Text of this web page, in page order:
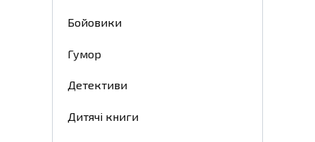
Бойовики
Гумор
Детективи
Дитячі книги